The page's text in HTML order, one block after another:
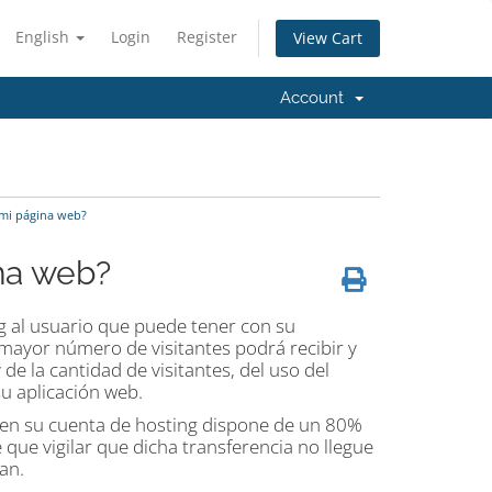
English Login Register View Cart
Account
página web?
web?
al usuario que puede tener con su
número de visitantes podrá recibir y
la cantidad de visitantes, del uso del
aplicación web.
su cuenta de hosting dispone de un 80%
vigilar que dicha transferencia no llegue